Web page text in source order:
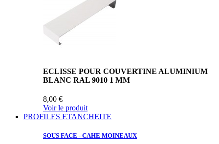
ECLISSE POUR COUVERTINE ALUMINIUM
BLANC RAL 9010 1 MM
8,00 €
Voir le produit
PROFILES ETANCHEITE
SOUS FACE - CAHE MOINEAUX